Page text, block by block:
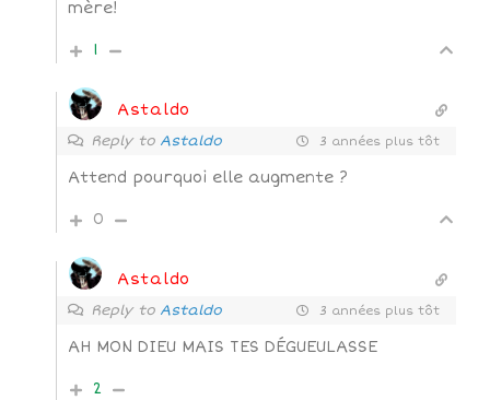
mère!
1
Astaldo
Reply to Astaldo 3 années plus tôt
Attend pourquoi elle augmente ?
0
Astaldo
Reply to Astaldo 3 années plus tôt
AH MON DIEU MAIS TES DÉGUEULASSE
2